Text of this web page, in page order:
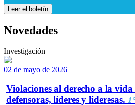
Leer el boletín
Novedades
Investigación
02 de mayo de 2026
Violaciones al derecho a la vida
defensoras, líderes y lideresas.